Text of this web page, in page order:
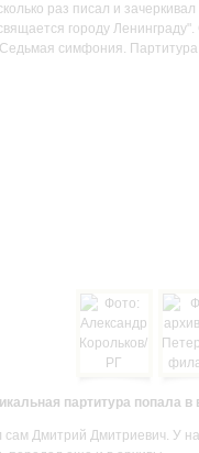
раз писал и
городу
симфония.
партитура попала
сам Дмитрий Дмитриевич. У